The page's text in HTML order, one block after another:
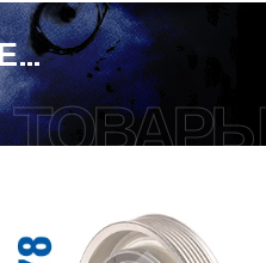
2078 ШКИВ КОЛЕНЧАТОГО ВАЛА